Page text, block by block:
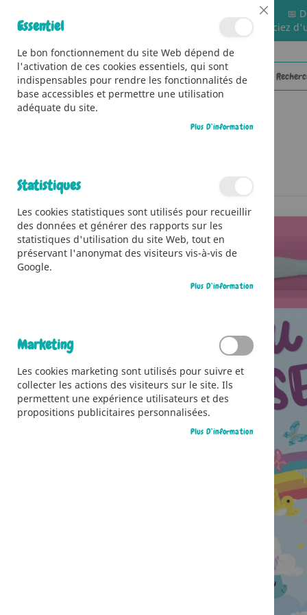
📅
🚚 Bénéficiez
to
the
end
of
Cookie
Bar
Essentiel
Le bon fonctionnement du site Web dépend de
l'activation de ces cookies essentiels, qui sont
indispensables pour rendre les fonctionnalités de
base accessibles et permettre une utilisation
adéquate du site.
Plus D’information
Statistiques
Les cookies statistiques sont utilisés pour recueillir
des données et générer des rapports sur les
statistiques d'utilisation du site Web, tout en
préservant l'anonymat des visiteurs vis-à-vis de
Google.
Plus D’information
Marketing
Les cookies marketing sont utilisés pour suivre et
collecter les actions des visiteurs sur le site. Ils
permettent une expérience utilisateurs et des
propositions publicitaires personnalisées.
Plus D’information